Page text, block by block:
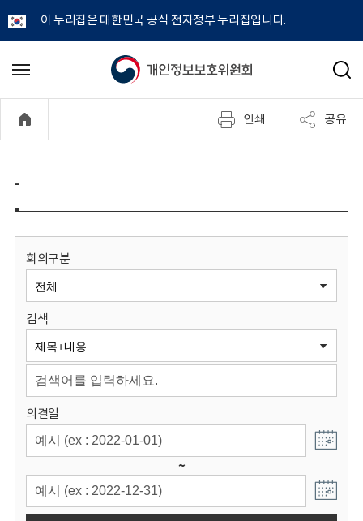
이 누리집은 대한민국 공식 전자정부 누리집입니다.
개
정
보
원
회
메
기
검
인쇄 공유
-
회의구분
검색
의결일
~